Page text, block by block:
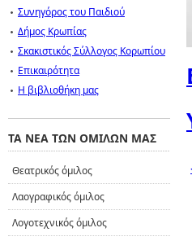
Συνηγόρος του Παιδιού
Δήμος Κρωπίας
Σκακιστικός Σύλλογος Κορωπίου
Επικαιρότητα
Η βιβλιοθήκη μας
ΤΑ ΝΕΑ ΤΩΝ ΟΜΙΛΩΝ ΜΑΣ
Θεατρικός όμιλος
Λαογραφικός όμιλος
Λογοτεχνικός όμιλος